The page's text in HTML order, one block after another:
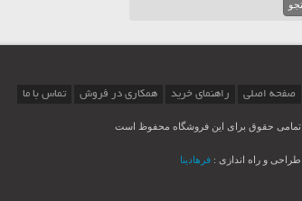
صفحه اصلی راهنمای خرید همکاری در فروش تماس با ما
تمامی حقوق برای این فروشگاه محفوظ است
طراحی و راه اندازی : فرهادینا